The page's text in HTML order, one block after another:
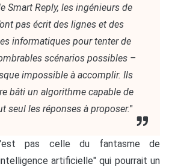
Smart Reply, les ingénieurs de
pas écrit des lignes et des
informatiques pour tenter de
scénarios possibles –
impossible à accomplir. Ils
bâti un algorithme capable de
seul les réponses à proposer."
pas celle du fantasme de
artificielle" qui pourrait un